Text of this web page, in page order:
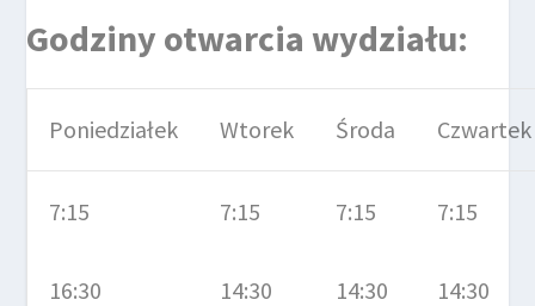
Godziny otwarcia wydziału:
Poniedziałek Wtorek Środa Czwartek
7:15
16:30
7:15
14:30
7:15
14:30
7:15
14:30